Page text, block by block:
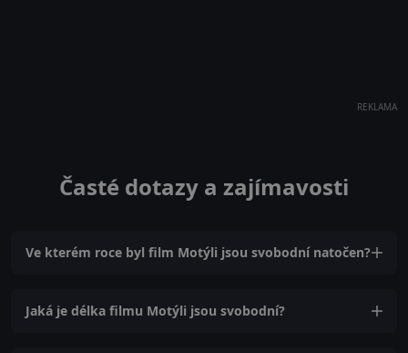
REKLAMA
Časté dotazy a zajímavosti
Ve kterém roce byl film Motýli jsou svobodní natočen?
Jaká je délka filmu Motýli jsou svobodní?